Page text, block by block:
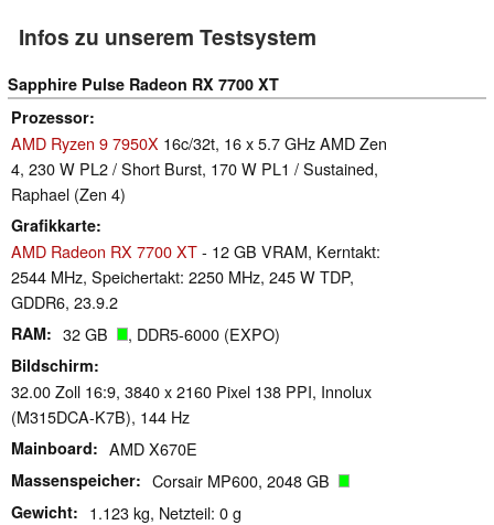
Infos zu unserem Testsystem
Sapphire Pulse Radeon RX 7700 XT
Prozessor
AMD Ryzen 9 7950X 16c/32t, 16 x 5.7 GHz AMD Zen
4, 230 W PL2 / Short Burst, 170 W PL1 / Sustained,
Raphael (Zen 4)
Grafikkarte
AMD Radeon RX 7700 XT- 12 GB VRAM, Kerntakt:
2544 MHz, Speichertakt: 2250 MHz, 245 W TDP,
GDDR6, 23.9.2
RAM 32 GB , DDR5-6000 (EXPO)
Bildschirm
32.00 Zoll 16:9, 3840 x 2160 Pixel 138 PPI, Innolux
(M315DCA-K7B), 144 Hz
Mainboard AMD X670E
Massenspeicher Corsair MP600, 2048 GB
Gewicht 1.123 kg, Netzteil: 0 g